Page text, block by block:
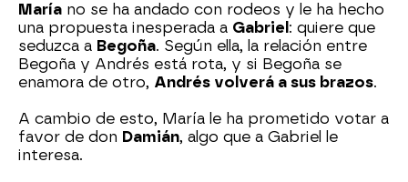
María no se ha andado con rodeos y le ha hecho
una propuesta inesperada a Gabriel : quiere que
seduzca a Begoña. Según ella, la relación entre
Begoña y Andrés está rota, y si Begoña se
enamora de otro, Andrés volverá a sus brazos.
A cambio de esto, María le ha prometido votar a
favor de don Damián, algo que a Gabriel le
interesa.